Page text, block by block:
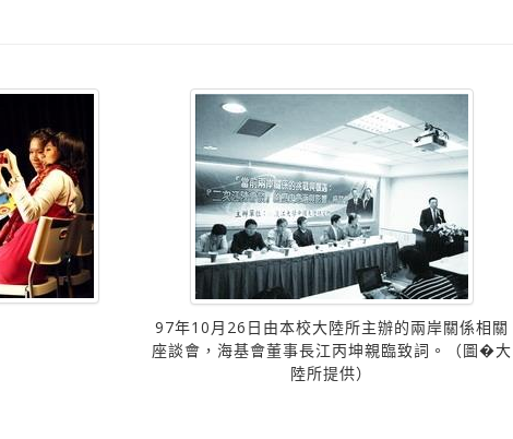
97年10月26日由本校大陸所主辦的兩岸關係相關
座談會，海基會董事長江丙坤親臨致詞。（圖�大
陸所提供）